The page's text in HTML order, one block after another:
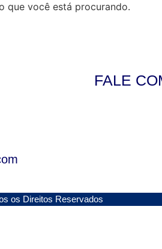
que você está procurando.
FALE
os Direitos Reservados